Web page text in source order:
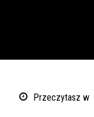
Przeczytasz w